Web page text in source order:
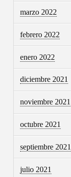
marzo 2022
febrero 2022
enero 2022
diciembre 2021
noviembre 2021
octubre 2021
septiembre 2021
julio 2021